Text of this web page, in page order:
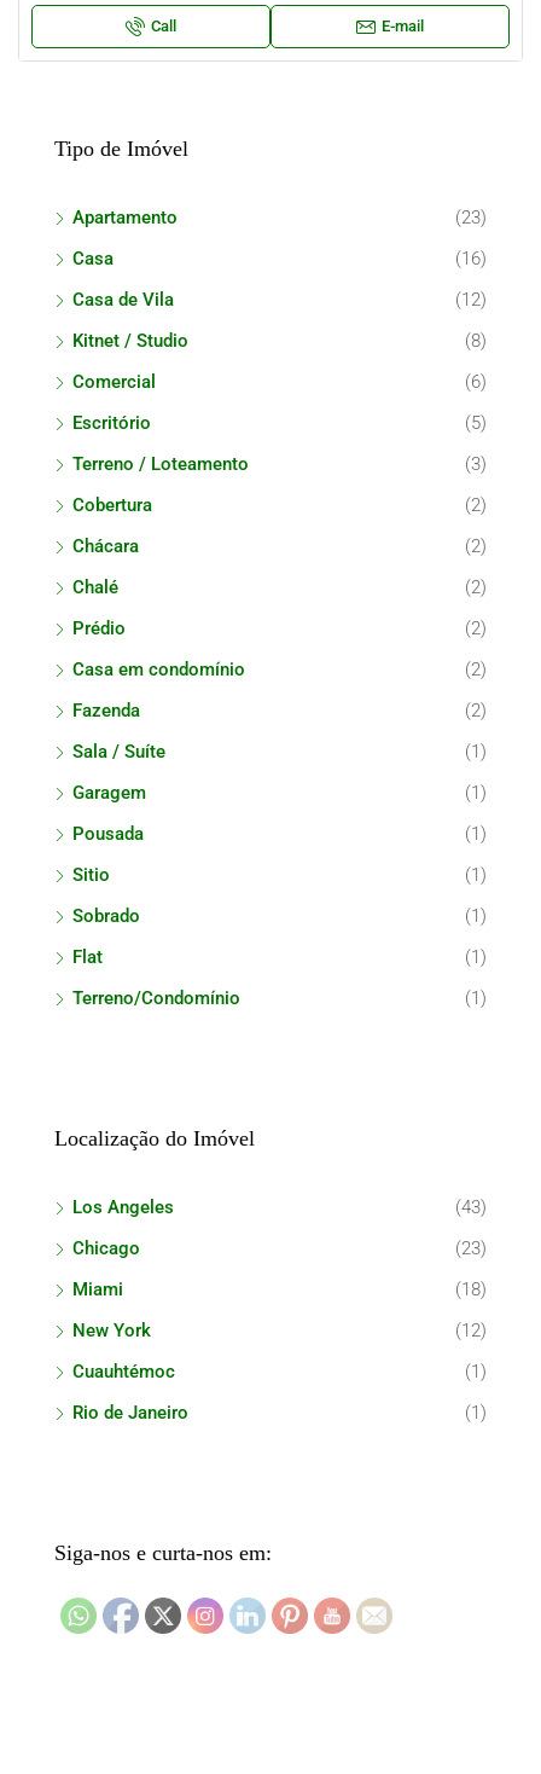
Call E-mail
Tipo de Imóvel
Apartamento
(23)
Casa
(16)
Casa de Vila
(12)
Kitnet / Studio
(8)
Comercial
(6)
Escritório
(5)
Terreno / Loteamento
(3)
Cobertura
(2)
Chácara
(2)
Chalé
(2)
Prédio
(2)
Casa em condomínio
(2)
Fazenda
(2)
Sala / Suíte
(1)
Garagem
(1)
Pousada
(1)
Sitio
(1)
Sobrado
(1)
Flat
(1)
Terreno/Condomínio
(1)
Localização do Imóvel
Los Angeles
(43)
Chicago
(23)
Miami
(18)
New York
(12)
Cuauhtémoc
(1)
Rio de Janeiro
(1)
Siga-nos e curta-nos em: